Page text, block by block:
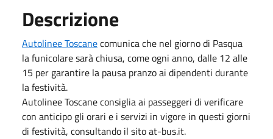
Descrizione
Autolinee Toscanecomunica che nel giorno di Pasqua
la funicolare sarà chiusa, come ogni anno, dalle 12 alle
15 per garantire la pausa pranzo ai dipendenti durante
la festività.
Autolinee Toscane consiglia ai passeggeri di verificare
con anticipo gli orari e i servizi in vigore in questi giorni
di festività, consultando il sito at-bus.it.